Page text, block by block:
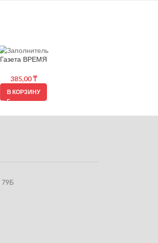
Газета ВРЕМЯ
385,00₸
В КОРЗИНУ
79Б